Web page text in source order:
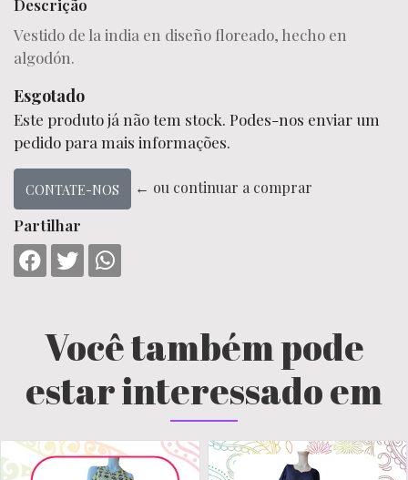
Descrição
Vestido de la india en diseño floreado, hecho en
algodón.
Esgotado
Este produto já não tem stock. Podes-nos enviar um
pedido para mais informações.
CONTATE-NOS ← ou continuar a comprar
Partilhar
Você também pode
estar interessado em